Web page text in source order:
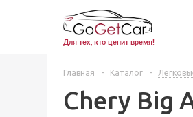
Для тех, кто ценит время!
Главная - Каталог -
Chery Big